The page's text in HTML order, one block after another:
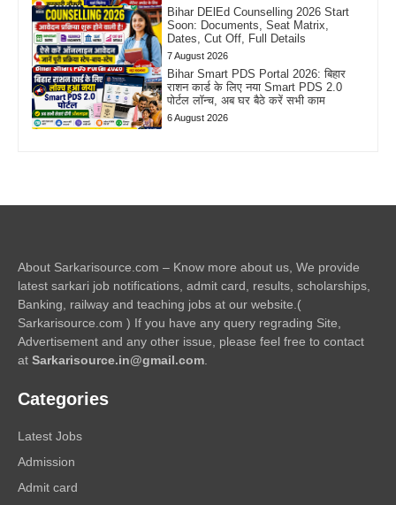
Bihar DElEd Counselling 2026 Start
Soon: Documents, Seat Matrix,
Dates, Cut Off, Full Details
7 August 2026
Bihar Smart PDS Portal 2026: बिहार
राशन कार्ड के लिए नया Smart PDS 2.0
पोर्टल लॉन्च, अब घर बैठे करें सभी काम
6 August 2026
About Sarkarisource.com – Know more about us, We provide
latest sarkari job notifications, admit card, results, scholarships,
Banking, railway and teaching jobs at our website.(
Sarkarisource.com ) If you have any query regrading Site,
Advertisement and any other issue, please feel free to contact
at Sarkarisource.in@gmail.com
Categories
Latest Jobs
Admission
Admit card